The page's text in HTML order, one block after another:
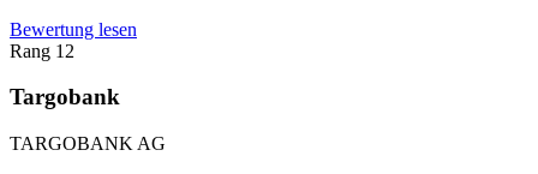
Bewertung lesen
Rang 12
Targobank
TARGOBANK AG